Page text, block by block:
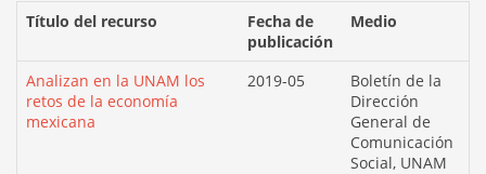
Título del recurso
Fecha de
publicación
Medio
Analizan en la UNAM los
retos de la economía
mexicana
2019-05
Boletín de la
Dirección
General de
Comunicación
Social, UNAM